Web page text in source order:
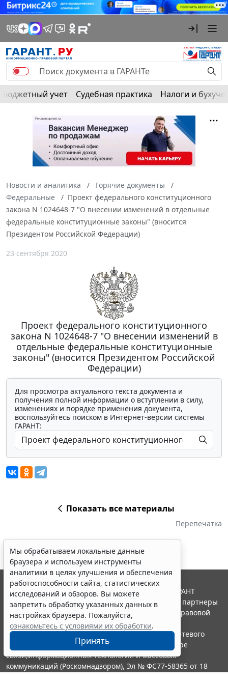
Бюджетный учет Судебная практика Налоги и
Новости и аналитика
Горячие документы
Федеральные
Проект федерального конституционного
закона N 1024648-7 "О внесении изменений в отдельные
федеральные конституционные законы" (вносится
Президентом Российской Федерации)
23 сентября 2020
Проект федерального конституционного
закона N 1024648-7 "О внесении изменений в
отдельные федеральные конституционные
законы" (вносится Президентом Российской
Федерации)
Для просмотра актуального текста документа и
получения полной информации о вступлении в силу,
изменениях и порядке применения документа,
воспользуйтесь поиском в Интернет-версии системы
ГАРАНТ:
Показать все материалы
Перепечатка
Мы обрабатываем локальные данные
браузера и используем инструменты
аналитики в целях улучшения и обеспечения
работоспособности сайта, статистических
исследований и обзоров. Вы можете
запретить обработку указанных данных в
настройках браузера. Пожалуйста,
ознакомьтесь с условиями их обработки.
Принять
© ООО "НПП "ГАРАНТ-СЕРВИС", 2026. Система ГАРАНТ
выпускается с 1990 года. Компания "Гарант" и ее партнеры
являются участниками Российской ассоциации правовой
информации ГАРАНТ.
Портал ГАРАНТ.РУ зарегистрирован в качестве сетевого
издания Федеральной службой по надзору в сфере
связи,информационных технологий и массовых
коммуникаций (Роскомнадзором), Эл № ФС77-58365 от 18